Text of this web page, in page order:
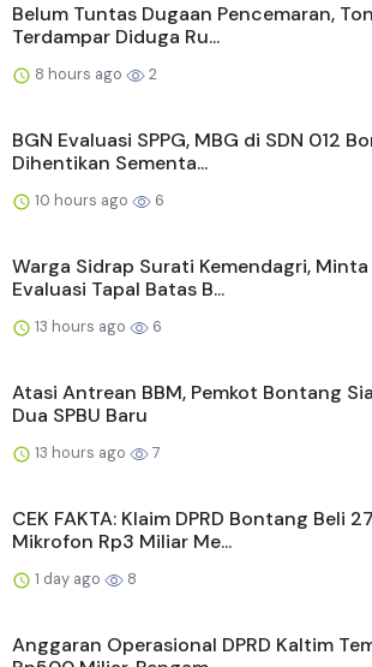
Belum Tuntas Dugaan Pencemaran,
Terdampar Diduga Ru...
8 hours ago 2
BGN Evaluasi SPPG, MBG di SDN 012
Dihentikan Sementa...
10 hours ago 6
Warga Sidrap Surati Kemendagri, Minta
Evaluasi Tapal Batas B...
13 hours ago 6
Atasi Antrean BBM, Pemkot Bontang
Dua SPBU Baru
13 hours ago 7
CEK FAKTA: Klaim DPRD Bontang Beli 27
Mikrofon Rp3 Miliar Me...
1 day ago 8
Anggaran Operasional DPRD Kaltim